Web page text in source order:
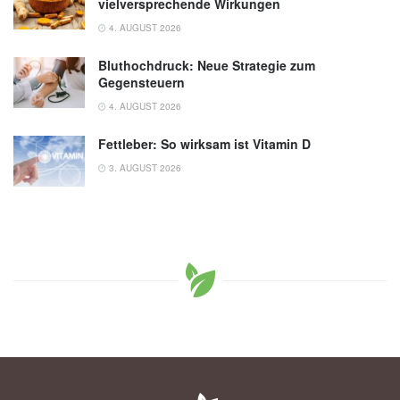
vielversprechende Wirkungen
4. AUGUST 2026
Bluthochdruck: Neue Strategie zum
Gegensteuern
4. AUGUST 2026
Fettleber: So wirksam ist Vitamin D
3. AUGUST 2026